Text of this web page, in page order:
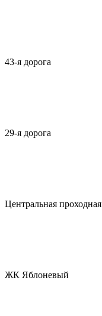
43-я дорога
29-я дорога
Центральная проходная
ЖК Яблоневый